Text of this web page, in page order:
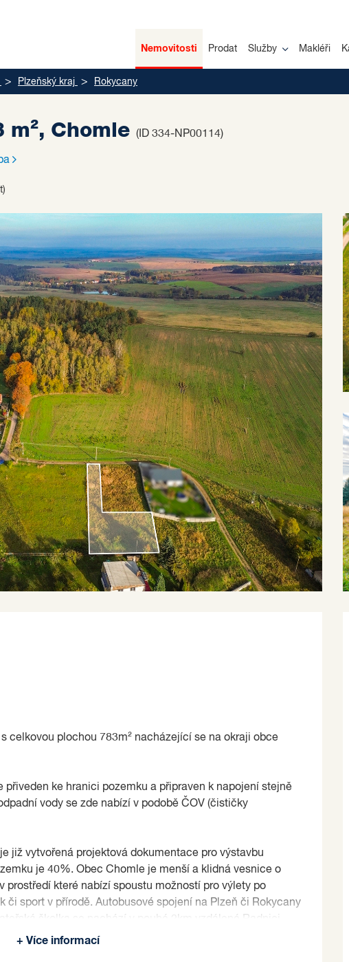
Nemovitosti Prodat Služby Makléři
Plzeňský kraj Rokycany
m², Chomle (ID 334-NP00114)
celkovou plochou 783m² nacházející se na okraji obce
přiveden ke hranici pozemku a připraven k napojení stejně
vody se zde nabízí v podobě ČOV (čističky
již vytvořená projektová dokumentace pro výstavbu
je 40%. Obec Chomle je menší a klidná vesnice o
prostředí které nabízí spoustu možností pro výlety po
či sport v přírodě. Autobusové spojení na Plzeň či Rokycany
která je k běžnému životu potřeba jako obchody,
+ Více informací